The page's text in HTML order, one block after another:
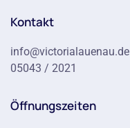
Kontakt
info@victorialauenau.de
05043 / 2021
Öffnungszeiten